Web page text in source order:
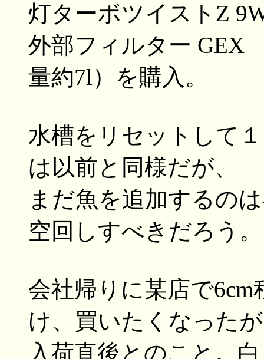
灯ターボツイストZ
外部フィルター GEX
量約7l）を購入。
水槽をリセットして
は以前と同様だが、
まだ魚を追加するの
空回しすべきだろう。
会社帰りに某店で
け、買いたくなった
入荷直後とのこと。